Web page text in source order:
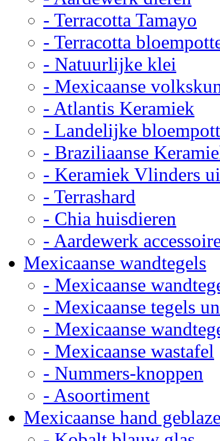
- Terracotta Tamayo
- Terracotta
- Natuurlijke klei
- Mexicaanse
- Atlantis Keramiek
- Landelijke
- Braziliaanse
- Keramiek Vlinders
- Terrashard
- Chia huisdieren
- Aardewerk
Mexicaanse wandtegels
- Mexicaanse
- Mexicaanse tegels
- Mexicaanse
- Mexicaanse wastafel
- Nummers-knoppen
- Asoortiment
Mexicaanse hand